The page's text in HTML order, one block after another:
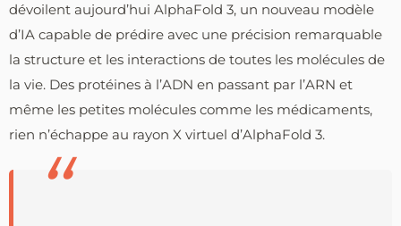
dévoilent aujourd’hui AlphaFold 3, un nouveau modèle
d’IA capable de prédire avec une précision remarquable
la structure et les interactions de toutes les molécules de
la vie. Des protéines à l’ADN en passant par l’ARN et
même les petites molécules comme les médicaments,
rien n’échappe au rayon X virtuel d’AlphaFold 3.